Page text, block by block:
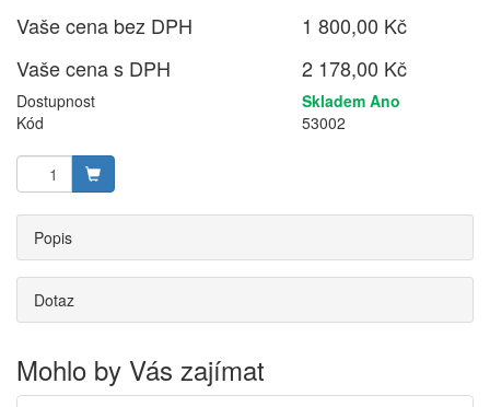
Vaše cena bez DPH
1 800,00 Kč
Vaše cena s DPH
2 178,00 Kč
Dostupnost
Skladem Ano
Kód
53002
Popis
Dotaz
Mohlo by Vás zajímat